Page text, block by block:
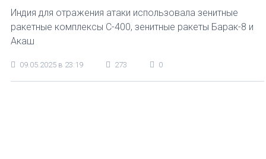
Индия для отражения атаки использовала зенитные
ракетные комплексы С-400, зенитные ракеты Барак-8 и
Акаш
09.05.2025 в 23:19 273 0